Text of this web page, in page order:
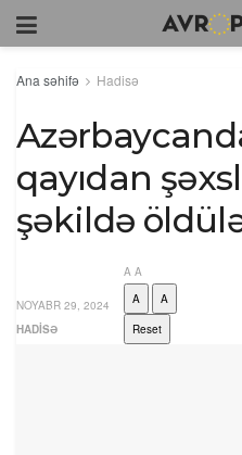
Ana səhifə Hadisə
qayıdan
şəkildə
NOYABR 29, 2024
HADISƏ
A A
A
A
Reset